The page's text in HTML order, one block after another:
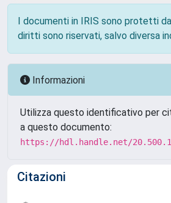
I documenti in IRIS sono protetti
diritti sono riservati, salvo diversa
Informazioni
Utilizza questo identificativo per
a questo documento:
https://hdl.handle.net/
Citazioni